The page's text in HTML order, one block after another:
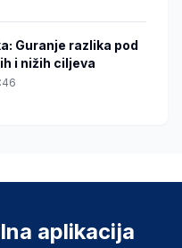
Guranje razlika pod
i nižih ciljeva
aplikacija